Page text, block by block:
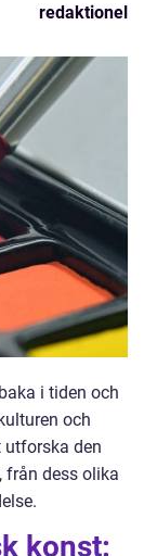
redaktionel
i tiden och
och
utforska den
från dess olika
konst: